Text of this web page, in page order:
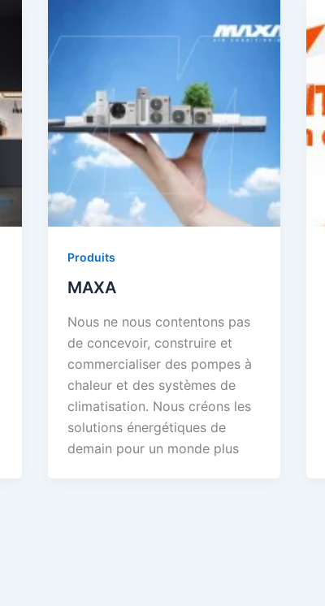
Produits
MAXA
Nous ne nous contentons pas
de concevoir, construire et
commercialiser des pompes à
chaleur et des systèmes de
climatisation. Nous créons les
solutions énergétiques de
demain pour un monde plus